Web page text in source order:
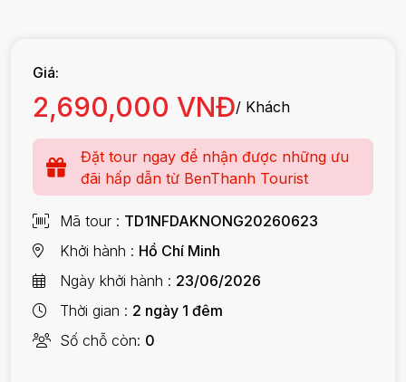
Giá:
2,690,000 VNĐ/ Khách
Đặt tour ngay để nhận được những ưu
đãi hấp dẫn từ BenThanh Tourist
Mã tour
TD1NFDAKNONG20260623
Khởi hành
Hồ Chí Minh
Ngày khởi hành
23/06/2026
Thời gian
2 ngày 1 đêm
Số chỗ còn 0